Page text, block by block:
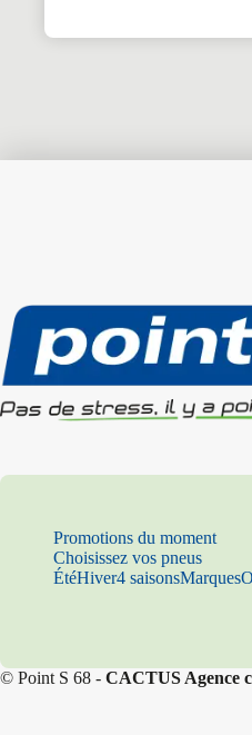
Promotions du moment
Choisissez vos pneus
ÉtéHiver4 saisonsMarques
© Point S 68 - CACTUS Agence